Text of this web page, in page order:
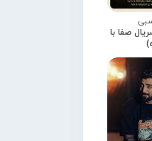
صفا با